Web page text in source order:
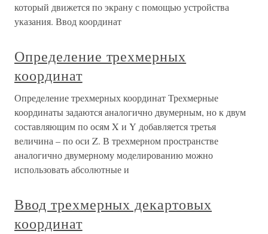
который движется по экрану с помощью устройства
указания. Ввод координат
Определение трехмерных
координат
Определение трехмерных координат Трехмерные
координаты задаются аналогично двумерным, но к двум
составляющим по осям X и Y добавляется третья
величина – по оси Z. В трехмерном пространстве
аналогично двумерному моделированию можно
использовать абсолютные и
Ввод трехмерных декартовых
координат